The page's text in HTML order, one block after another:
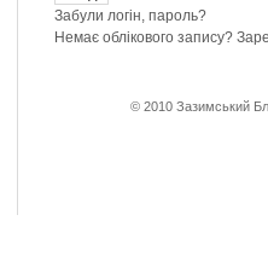
Забули логін, пароль?
Немає облікового запису?
© 2010 Зазимський